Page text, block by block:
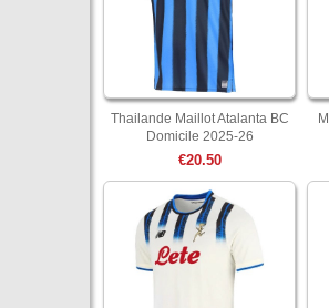
Thailande Maillot Atalanta BC
Domicile 2025-26
€20.50